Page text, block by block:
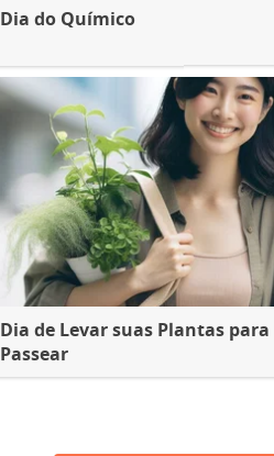
Dia do Químico
Dia de Levar suas Plantas para
Passear